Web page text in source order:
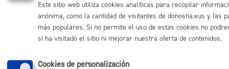
Donostia Kultura
Donostia Turismo
Fomento de San Sebastián
Este sitio web utiliza cookies analíticas para recopilar
anónima, como la cantidad de visitantes de donostia.eus y las
más populares. Si no permite el uso de estas cookies no
si ha visitado el sitio ni mejorar nuestra oferta de contenidos.
Cookies de personalización